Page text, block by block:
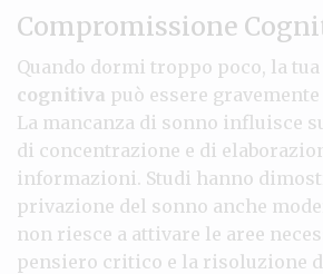
Compromissione
Quando dormi troppo poco, la tua
cognitiva può essere
La mancanza di sonno influisce
di concentrazione e di
informazioni. Studi hanno
privazione del sonno anche
non riesce a attivare le aree
pensiero critico e la risoluzione